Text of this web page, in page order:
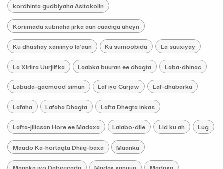
kordhinta gudbiyaha Asitokolin
Koriimada xubnaha jirka aan caadiga aheyn
Ku dhashay xaniinyo la'aan Ku sumoobida La suuxiyay
La Xiriira Uurjiifka Laabka buuran ee dhagta Laba-dhinac
Labada-gacmood siman Laf iyo Carjaw Laf-dhabarka
Lafaha Lafaha Dhagta Lafta Dhegta inkas
Lafta-jilicsan Hore ee Madaxa Lalabo-dile Lid ku ah Lug
Maado Ka-hortagta Dhiig-baxa Maanka
Maanka iyo Dabeecada Madax xanuun Madaxa